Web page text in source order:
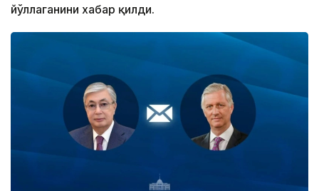
йўллаганини хабар қилди.